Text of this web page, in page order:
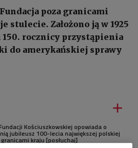
poza granicami
stulecie. Założono ją w 1925
rocznicy przystąpienia
do amerykańskiej sprawy

Kościuszkowskiej opowiada o
jubileusz 100-lecia największej polskiej
kraju [posłuchaj]